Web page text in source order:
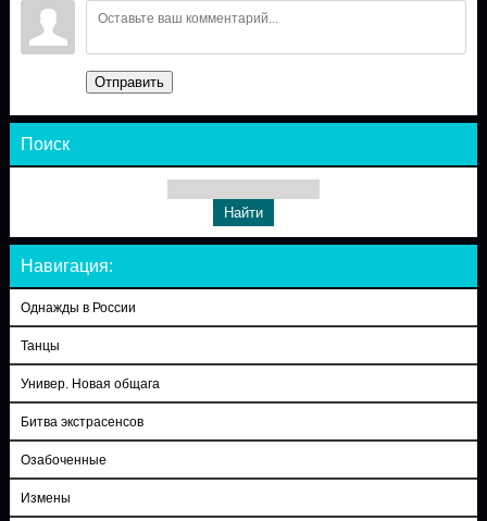
Отправить
Поиск
Навигация:
Однажды в России
Танцы
Универ. Новая общага
Битва экстрасенсов
Озабоченные
Измены